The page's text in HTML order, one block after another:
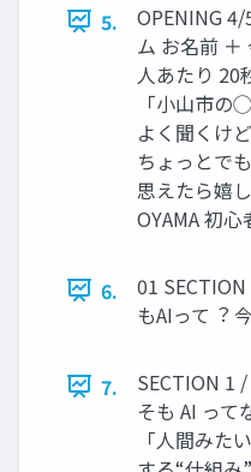
5.
OPENING
ム お名前 ＋
⼈あたり 20
「⼩⼭市
よく聞くけ
ちょっとで
思えたら嬉
OYAMA 初
6.
01
もAIって︖
7.
SECTION 1
そも AI って
「⼈間みた